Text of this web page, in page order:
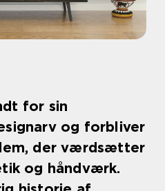
for sin
og forbliver
der værdsætter
og håndværk.